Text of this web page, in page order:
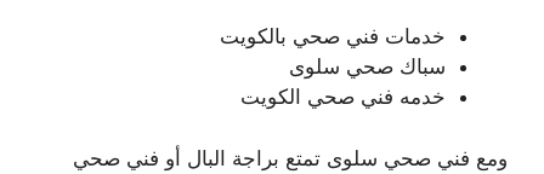
خدمات فني صحي بالكويت
سباك صحي سلوى
خدمه فني صحي الكويت
ومع فني صحي سلوى تمتع براجة البال أو فني صحي